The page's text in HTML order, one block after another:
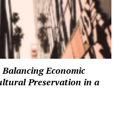
Economic
Preservation in a